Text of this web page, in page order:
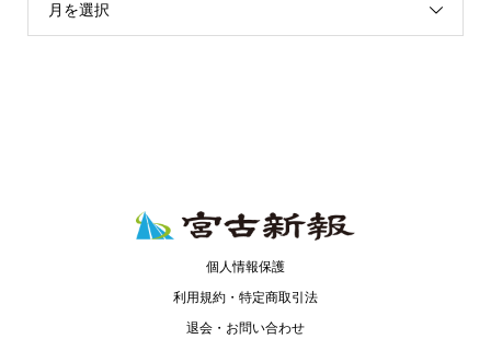
月を選択
個人情報保護
利用規約・特定商取引法
退会・お問い合わせ